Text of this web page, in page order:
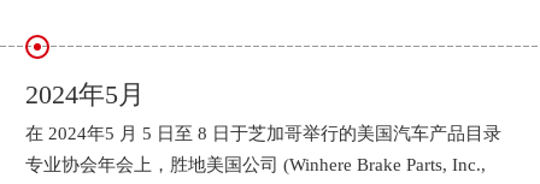
2024年5月
在 2024年5 月 5 日至 8 日于芝加哥举行的美国汽车产品目录
专业协会年会上，胜地美国公司 (Winhere Brake Parts, Inc.,